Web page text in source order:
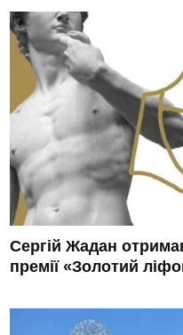
Сергій Жадан
премії «Золотий